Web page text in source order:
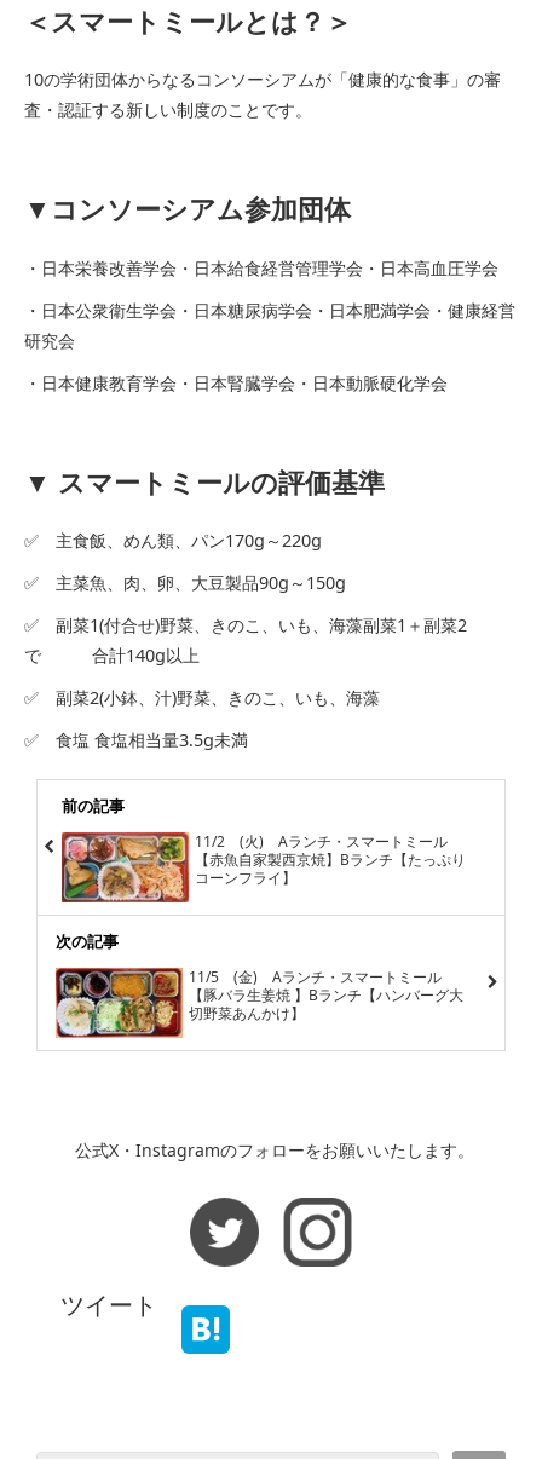
＜スマートミールとは？＞
10の学術団体からなるコンソーシアムが「健康的な食事」の審
査・認証する新しい制度のことです。
▼コンソーシアム参加団体
・日本栄養改善学会・日本給食経営管理学会・日本高血圧学会
・日本公衆衛生学会・日本糖尿病学会・日本肥満学会・健康経営
研究会
・日本健康教育学会・日本腎臓学会・日本動脈硬化学会
▼ スマートミールの評価基準
✅ 主食飯、めん類、パン170g～220g
✅ 主菜魚、肉、卵、大豆製品90g～150g
✅ 副菜1(付合せ)野菜、きのこ、いも、海藻副菜1＋副菜2
で 合計140g以上
✅ 副菜2(小鉢、汁)野菜、きのこ、いも、海藻
✅ 食塩 食塩相当量3.5g未満
前の記事
11/2 (火) Aランチ・スマートミール
【赤魚自家製西京焼】Bランチ【たっぷり
コーンフライ】
次の記事
11/5 (金) Aランチ・スマートミール
【豚バラ生姜焼 】Bランチ【ハンバーグ大
切野菜あんかけ】
公式X・Instagramのフォローをお願いいたします。
ツイート